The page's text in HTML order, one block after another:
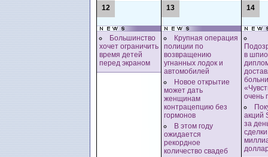
12
Большинство
хочет ограничить
время детей
перед экраном
13
Крупная операция
полиции по
возвращению
угнанных лодок и
автомобилей
Новое открытие
может дать
женщинам
контрацепцию без
гормонов
В этом году
ожидается
рекордное
количество свадеб
14
в
очень
акций
за